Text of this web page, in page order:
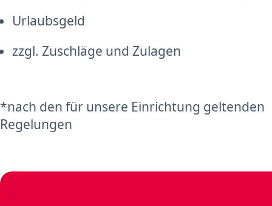
Urlaubsgeld
zzgl. Zuschläge und Zulagen
*nach den für unsere Einrichtung geltenden
Regelungen